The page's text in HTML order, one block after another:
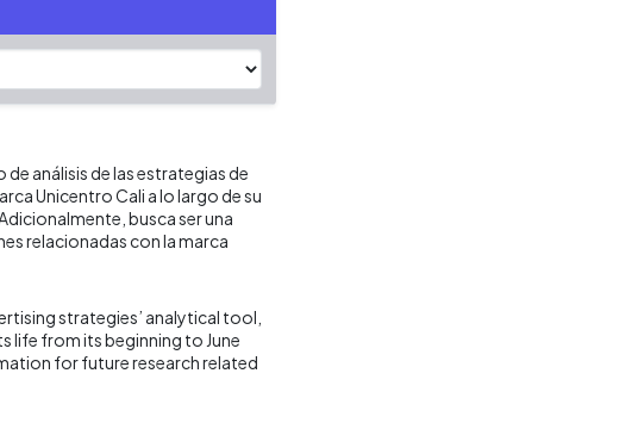
análisis de las estrategias de
Unicentro Cali a lo largo de su
busca ser una
relacionadas con la marca
strategies’ analytical tool,
life from its beginning to June
for future research related